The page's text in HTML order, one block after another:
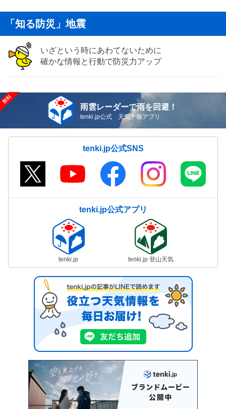
「知る防災」地震
いざという時にあわてないために
確かな情報と行動で防災力アップ
雨雲レーダーで雨を回避！
tenki.jp公式 天気予報アプリ
tenki.jp公式SNS
tenki.jp公式アプリ
tenki.jp tenki.jp 登山天気